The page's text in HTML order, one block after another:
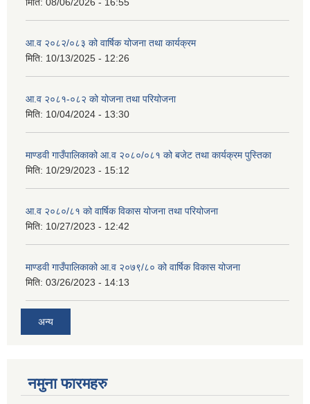
मिति: 08/06/2026 - 16:55
आ.व २०८२/०८३ को वार्षिक योजना तथा कार्यक्रम
मिति: 10/13/2025 - 12:26
आ.व २०८१-०८२ को योजना तथा परियोजना
मिति: 10/04/2024 - 13:30
माण्डवी गाउँपालिकाको आ.व २०८०/०८१ को बजेट तथा कार्यक्रम पुस्तिका
मिति: 10/29/2023 - 15:12
आ.व २०८०/८१ को वार्षिक विकास योजना तथा परियोजना
मिति: 10/27/2023 - 12:42
माण्डवी गाउँपालिकाको आ.व २०७९/८० को वार्षिक विकास योजना
मिति: 03/26/2023 - 14:13
अन्य
नमुना फारमहरु